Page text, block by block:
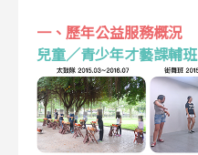
一、歷年公益服務概況
兒童／青少年才藝課輔班